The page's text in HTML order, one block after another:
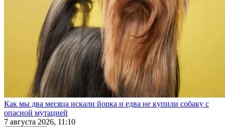
Как мы два месяца искали йорка и едва не купили собаку с
опасной мутацией
7 августа 2026, 11:10